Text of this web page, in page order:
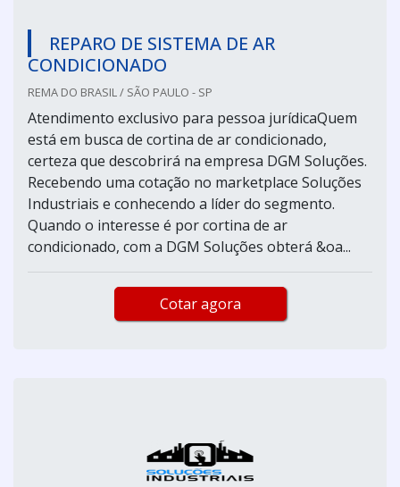
REPARO DE SISTEMA DE AR
CONDICIONADO
REMA DO BRASIL / SÃO PAULO - SP
Atendimento exclusivo para pessoa jurídicaQuem
está em busca de cortina de ar condicionado,
certeza que descobrirá na empresa DGM Soluções.
Recebendo uma cotação no marketplace Soluções
Industriais e conhecendo a líder do segmento.
Quando o interesse é por cortina de ar
condicionado, com a DGM Soluções obterá &oa...
Cotar agora